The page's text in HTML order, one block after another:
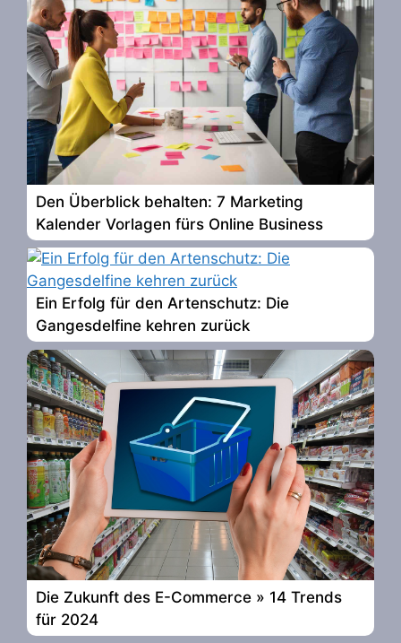
Den Überblick behalten: 7 Marketing
Kalender Vorlagen fürs Online Business
Ein Erfolg für den Artenschutz: Die
Gangesdelfine kehren zurück
Die Zukunft des E-Commerce » 14 Trends
für 2024